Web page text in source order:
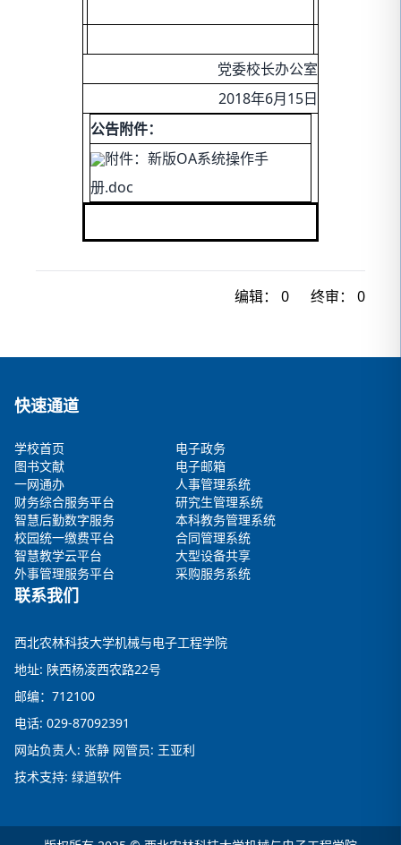
党委校长办公室
2018年6月15日
公告附件：
附件：新版OA系统操作手
册.doc
编辑： 0 终审： 0
快速通道
学校首页
电子政务
图书文献
电子邮箱
一网通办
人事管理系统
财务综合服务平台
研究生管理系统
智慧后勤数字服务
本科教务管理系统
校园统一缴费平台
合同管理系统
智慧教学云平台
大型设备共享
外事管理服务平台
采购服务系统
联系我们
西北农林科技大学机械与电子工程学院
地址: 陕西杨凌西农路22号
邮编：712100
电话: 029-87092391
网站负责人: 张静 网管员: 王亚利
技术支持: 绿道软件